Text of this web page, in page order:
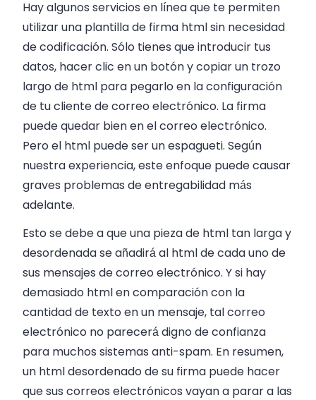
Hay algunos servicios en línea que te permiten
utilizar una plantilla de firma html sin necesidad
de codificación. Sólo tienes que introducir tus
datos, hacer clic en un botón y copiar un trozo
largo de html para pegarlo en la configuración
de tu cliente de correo electrónico. La firma
puede quedar bien en el correo electrónico.
Pero el html puede ser un espagueti. Según
nuestra experiencia, este enfoque puede causar
graves problemas de entregabilidad más
adelante.
Esto se debe a que una pieza de html tan larga y
desordenada se añadirá al html de cada uno de
sus mensajes de correo electrónico. Y si hay
demasiado html en comparación con la
cantidad de texto en un mensaje, tal correo
electrónico no parecerá digno de confianza
para muchos sistemas anti-spam. En resumen,
un html desordenado de su firma puede hacer
que sus correos electrónicos vayan a parar a las